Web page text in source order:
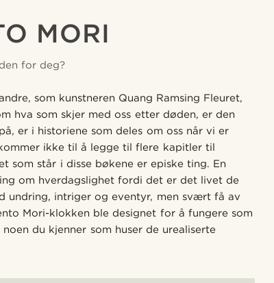
MORI
for deg?
som kunstneren Quang Ramsing Fleuret,
hva som skjer med oss etter døden, er den
er i historiene som deles om oss når vi er
ikke til å legge til flere kapitler til
som står i disse bøkene er episke ting. En
om hverdagslighet fordi det er det livet de
undring, intriger og eventyr, men svært få av
Mori-klokken ble designet for å fungere som
du kjenner som huser de urealiserte